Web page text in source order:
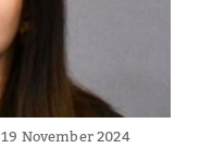
19 November 2024